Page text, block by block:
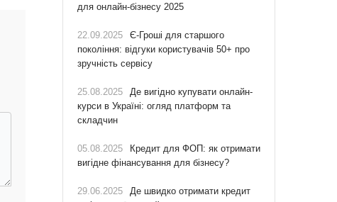
для онлайн-бізнесу 2025
22.09.2025
Є-Гроші для старшого
покоління: відгуки користувачів 50+ про
зручність сервісу
25.08.2025
Де вигідно купувати онлайн-
курси в Україні: огляд платформ та
складчин
05.08.2025
Кредит для ФОП: як отримати
вигідне фінансування для бізнесу?
29.06.2025
Де швидко отримати кредит